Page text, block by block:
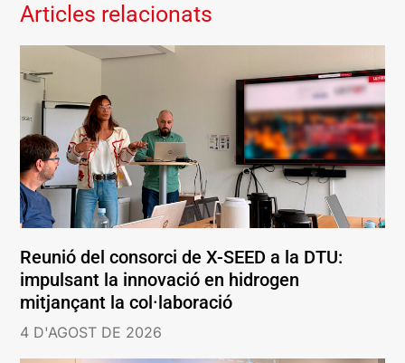
Articles relacionats
Reunió del consorci de X-SEED a la DTU:
impulsant la innovació en hidrogen
mitjançant la col·laboració
4 D'AGOST DE 2026